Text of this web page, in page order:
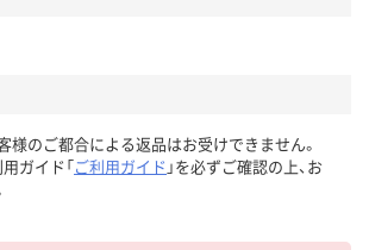
様のご都合による返品はお受けできません。
ガイド「ご利用ガイド 」を必ずご確認の上、お